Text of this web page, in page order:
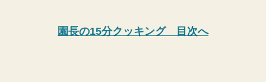
園長の15分クッキング 目次へ